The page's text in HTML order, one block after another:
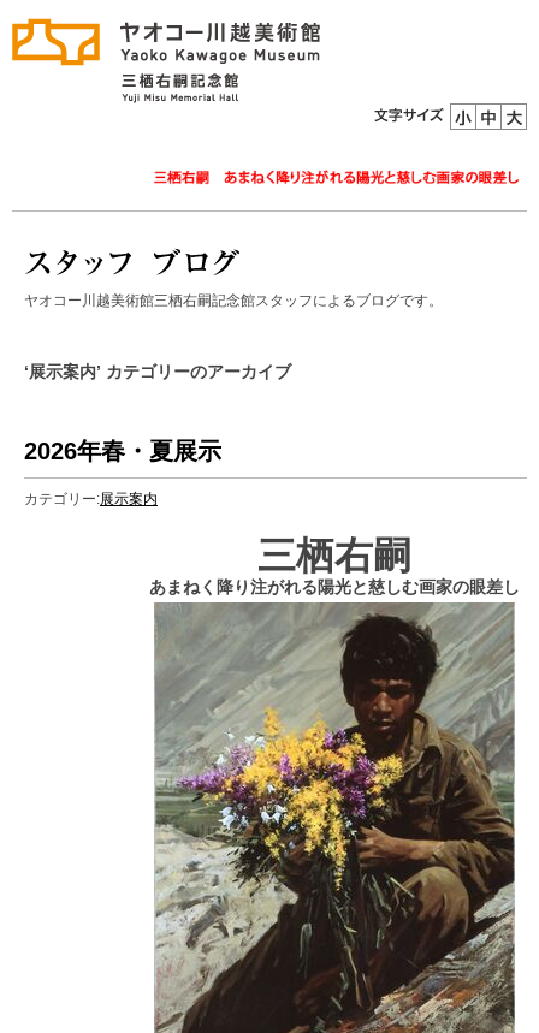
ヤオコー川越美術館三栖右嗣記念館スタッフによるブログです。
‘展示案内’ カテゴリーのアーカイブ
2026年春・夏展示
カテゴリー:展示案内
三栖右嗣
あまねく降り注がれる陽光と慈しむ画家の眼差し